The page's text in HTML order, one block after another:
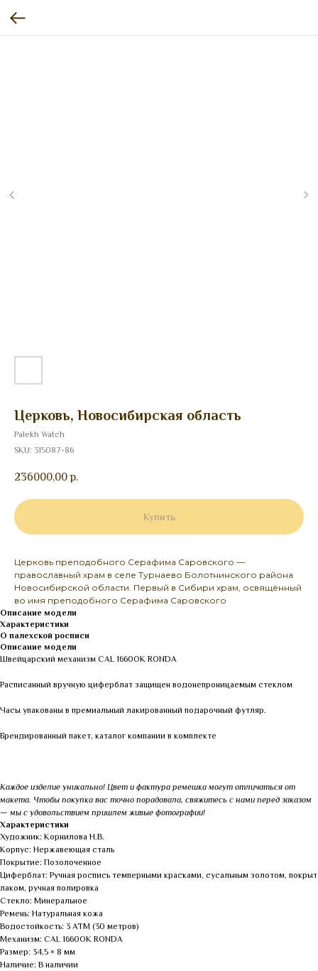
Церковь, Новосибирская область
Palekh Watch
SKU: 315087-86
236000,00 р.
Купить
Церковь преподобного Серафима Саровского —
православный храм в селе Турнаево Болотнинского района
Новосибирской области. Первый в Сибири храм, освящённый
во имя преподобного Серафима Саровского
Описание модели
Характеристики
О палехской росписи
Описание модели
Швейцарский механизм CAL 1660OK RONDA
Расписанный вручную циферблат защищен водонепроницаемым стеклом
Часы упакованы в премиальный лакированный подарочный футляр.
Брендированный пакет, каталог компании в комплекте
Каждое изделие уникально! Цвет и фактура ремешка могут отличаться от
макета. Чтобы покупка вас точно порадовала, свяжитесь с нами перед заказом
— мы с удовольствием пришлем живые фотографии!
Характеристики
Художник: Корнилова Н.В.
Корпус: Нержавеющая сталь
Покрытие: Позолоченное
Циферблат: Ручная роспись темперными красками, сусальным золотом, покрыт
лаком, ручная полировка
Стекло: Минеральное
Ремень: Натуральная кожа
Водостойкость: 3 АТМ (30 метров)
Механизм: CAL 1660OK RONDA
Размер: 34,5 × 8 мм
Наличие: В наличии